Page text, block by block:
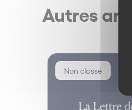
Autres
Non classé